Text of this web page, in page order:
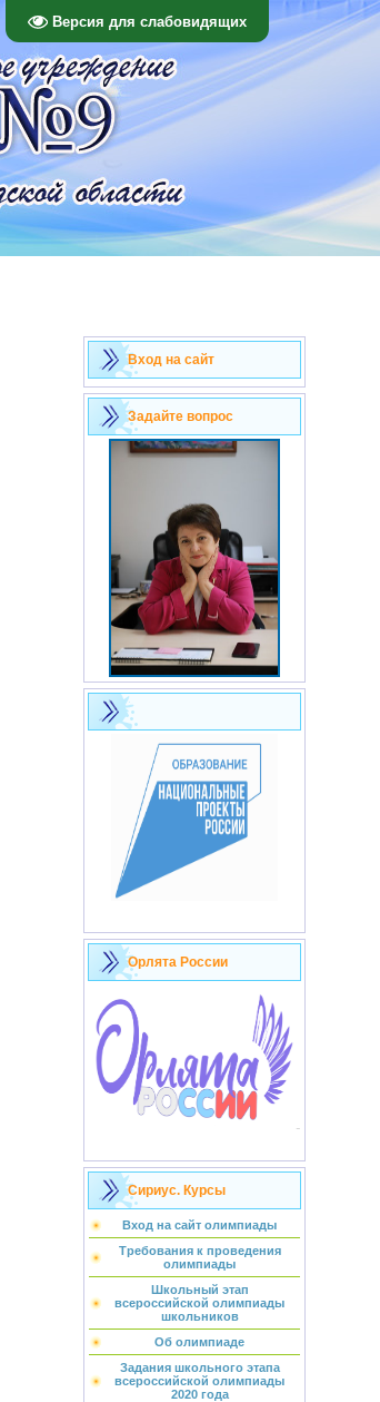
Версия для слабовидящих
Вход на сайт
Задайте вопрос
Орлята России
Сириус. Курсы
Вход на сайт олимпиады
Требования к проведения
олимпиады
Школьный этап
всероссийской олимпиады
школьников
Об олимпиаде
Задания школьного этапа
всероссийской олимпиады
2020 года